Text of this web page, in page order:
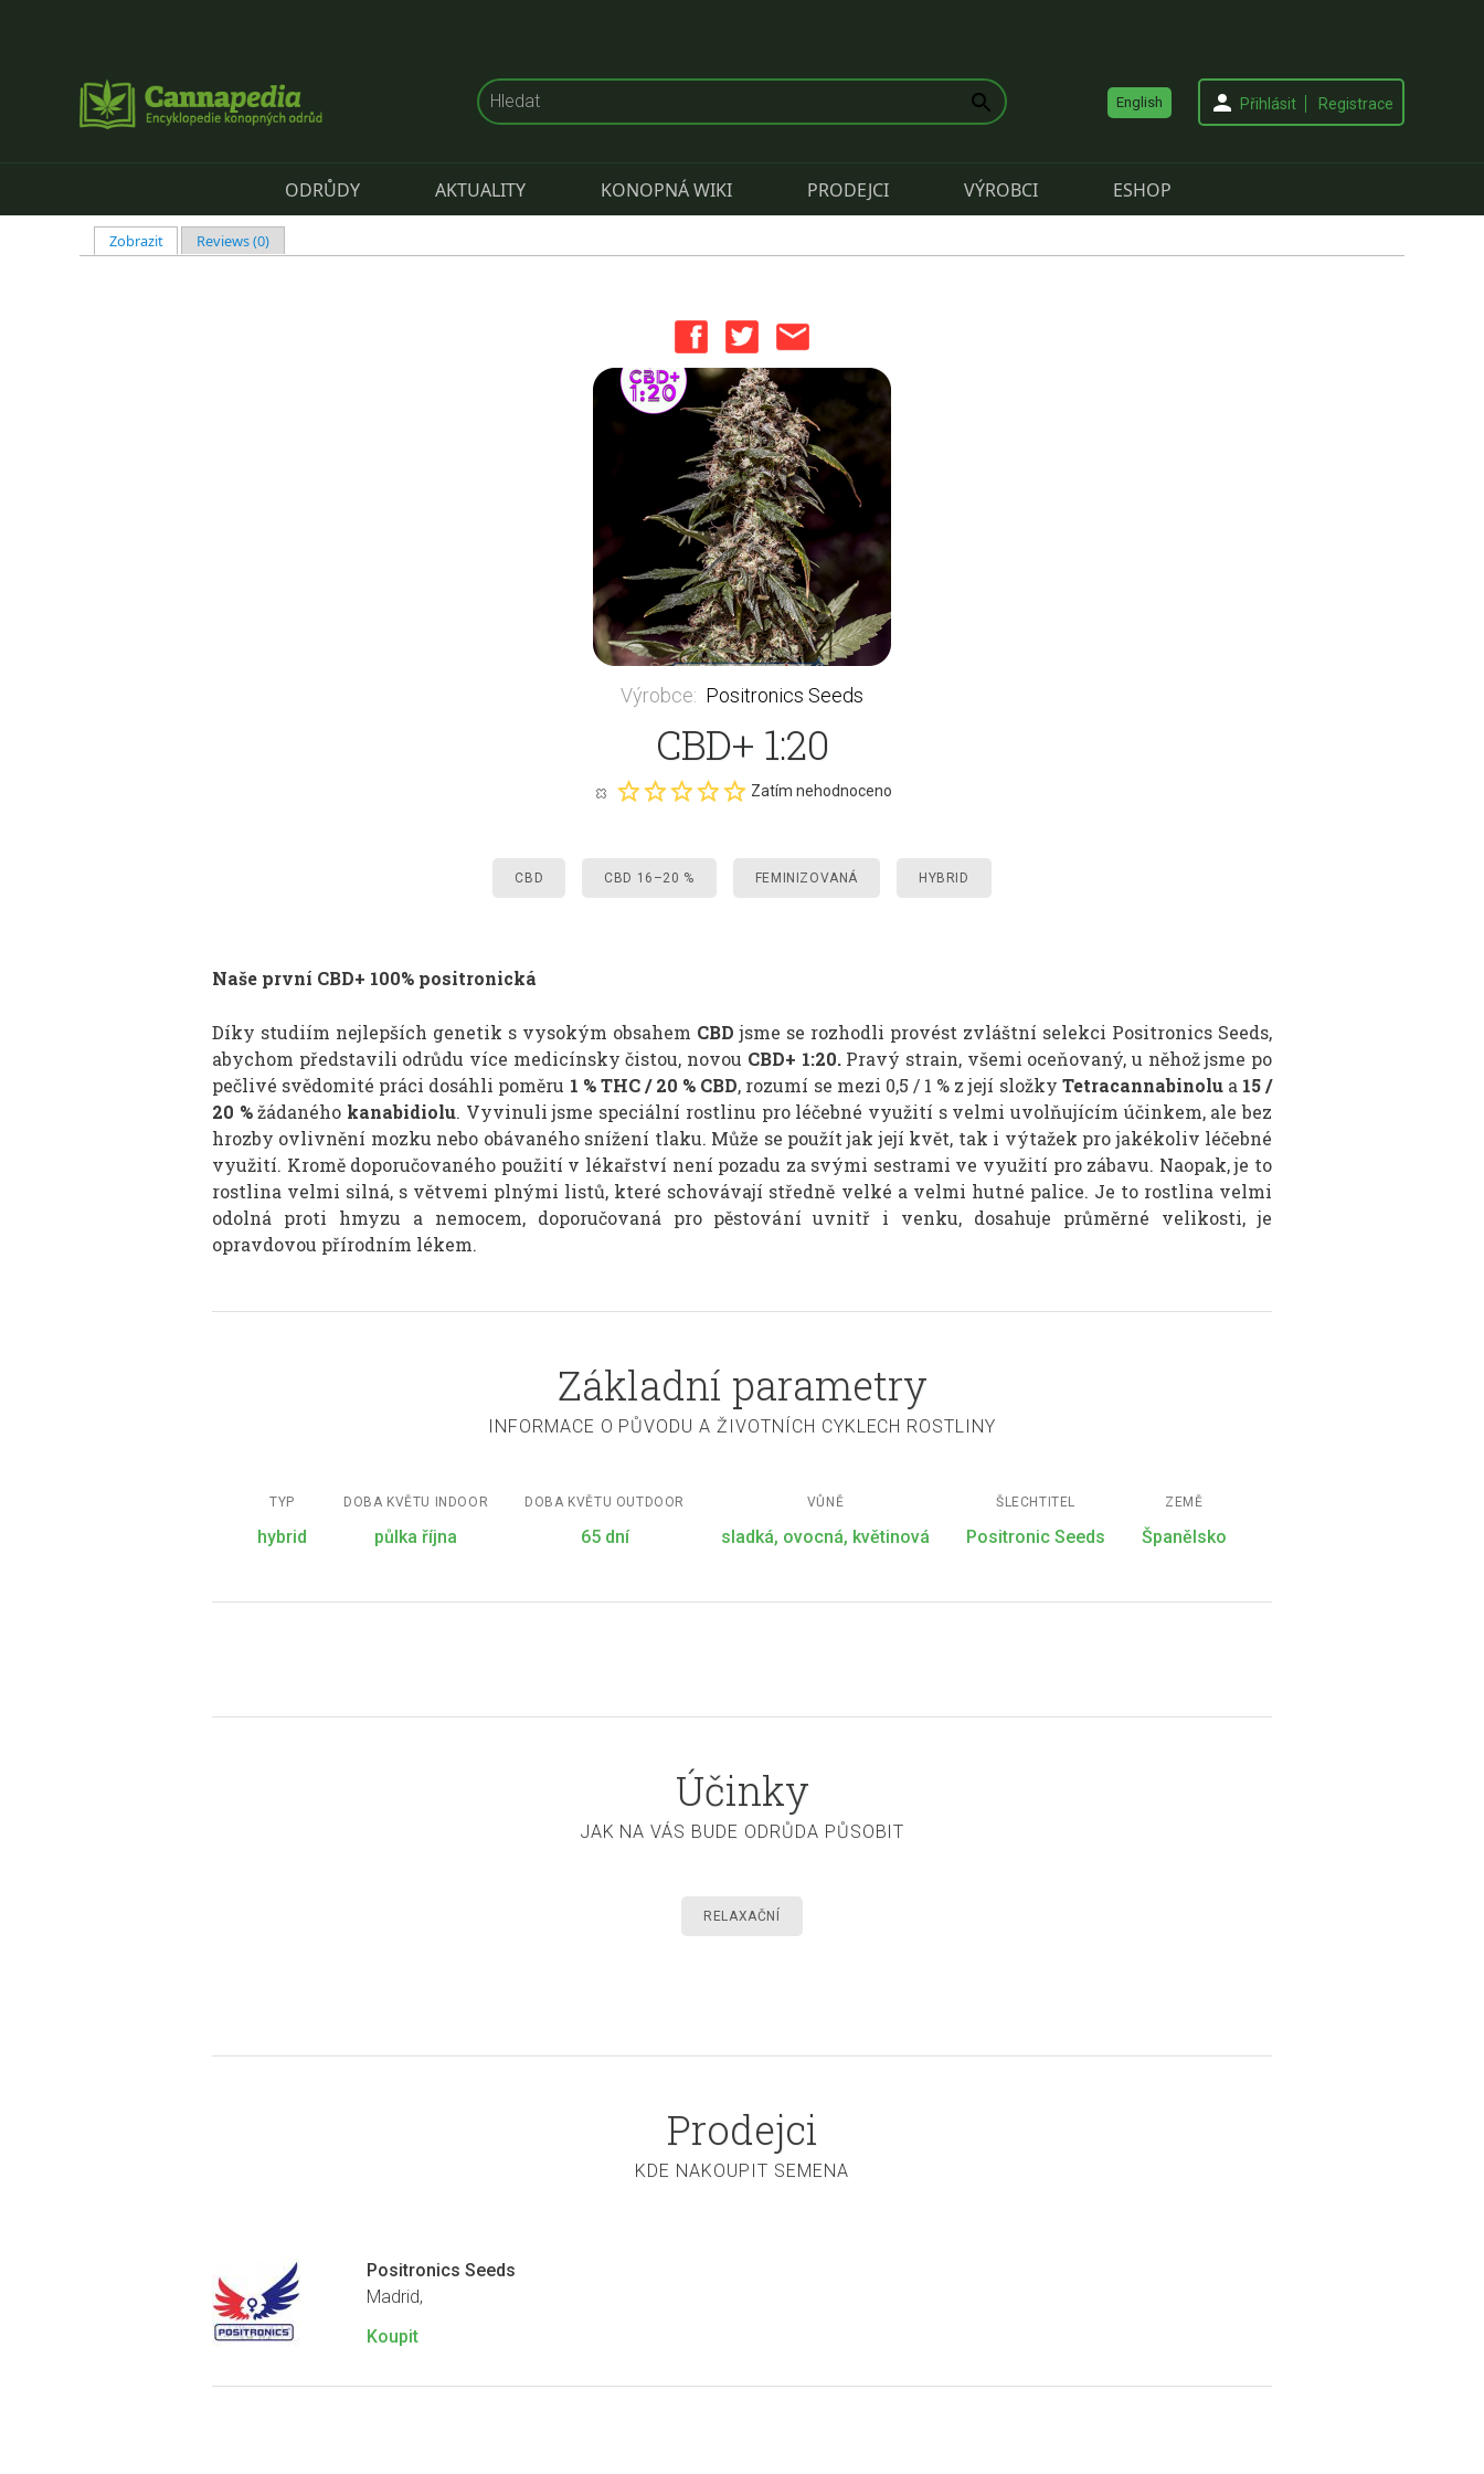
English Přihlásit Registrace
ODRŮDY AKTUALITY KONOPNÁ WIKI PRODEJCI VÝROBCI ESHOP
Hlavní záložky
Zobrazit(aktivní záložka)
Reviews (0)
Výrobce: Positronics Seeds
CBD+ 1:20
Zatím nehodnoceno
CBD CBD 16–20 % FEMINIZOVANÁ HYBRID
Naše první CBD+ 100% positronická
Díky studiím nejlepších genetik s vysokým obsahem CBDjsme se rozhodli provést zvláštní selekci Positronics Seeds,
abychom představili odrůdu více medicínsky čistou, novou CBD+ 1:20. Pravý strain, všemi oceňovaný, u něhož jsme po
pečlivé svědomité práci dosáhli poměru 1 % THC / 20 % CBD, rozumí se mezi 0,5 / 1 % z její složky Tetracannabinolua 15 /
20 %žádaného kanabidiolu. Vyvinuli jsme speciální rostlinu pro léčebné využití s velmi uvolňujícím účinkem, ale bez
hrozby ovlivnění mozku nebo obávaného snížení tlaku. Může se použít jak její květ, tak i výtažek pro jakékoliv léčebné
využití. Kromě doporučovaného použití v lékařství není pozadu za svými sestrami ve využití pro zábavu. Naopak, je to
rostlina velmi silná, s větvemi plnými listů, které schovávají středně velké a velmi hutné palice. Je to rostlina velmi
odolná proti hmyzu a nemocem, doporučovaná pro pěstování uvnitř i venku, dosahuje průměrné velikosti, je
opravdovou přírodním lékem.
Základní parametry
INFORMACE O PŮVODU A ŽIVOTNÍCH CYKLECH ROSTLINY
TYP
hybrid
DOBA KVĚTU INDOOR
půlka října
DOBA KVĚTU OUTDOOR
65 dní
VŮNĚ
sladká, ovocná, květinová
ŠLECHTITEL
Positronic Seeds
ZEMĚ
Španělsko
Účinky
JAK NA VÁS BUDE ODRŮDA PŮSOBIT
RELAXAČNÍ
Prodejci
KDE NAKOUPIT SEMENA
Positronics Seeds
Madrid,
Koupit